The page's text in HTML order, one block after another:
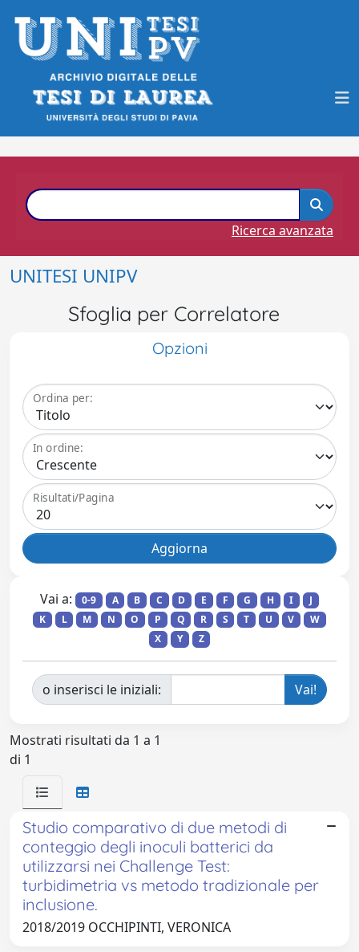
Ricerca avanzata
UNITESI UNIPV
Sfoglia per Correlatore
Opzioni
Ordina per:
In ordine:
Risultati/Pagina
Vai a: 0-9 A B C D E F G H I
J
K
L M N O P Q R S T U V
W
X
Y Z
o inserisci le iniziali:
Mostrati risultati da 1 a 1
di 1
Studio comparativo di due metodi di
conteggio degli inoculi batterici da
utilizzarsi nei Challenge Test:
turbidimetria vs metodo tradizionale per
inclusione.
2018/2019 OCCHIPINTI, VERONICA